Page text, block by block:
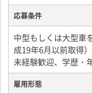
応募条件
中型もしくは大型車
成19年6月以前取得）
未経験歓迎、学歴・
雇用形態